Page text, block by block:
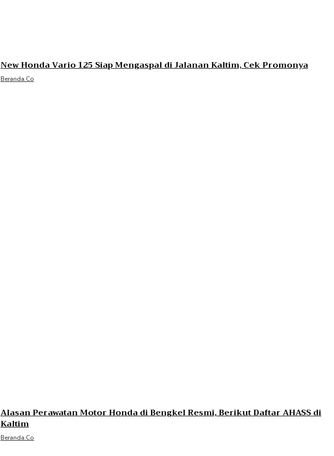
New Honda Vario 125 Siap Mengaspal di Jalanan Kaltim, Cek Promonya
Beranda.co
Alasan Perawatan Motor Honda di Bengkel Resmi, Berikut Daftar AHASS di
Kaltim
Beranda.co